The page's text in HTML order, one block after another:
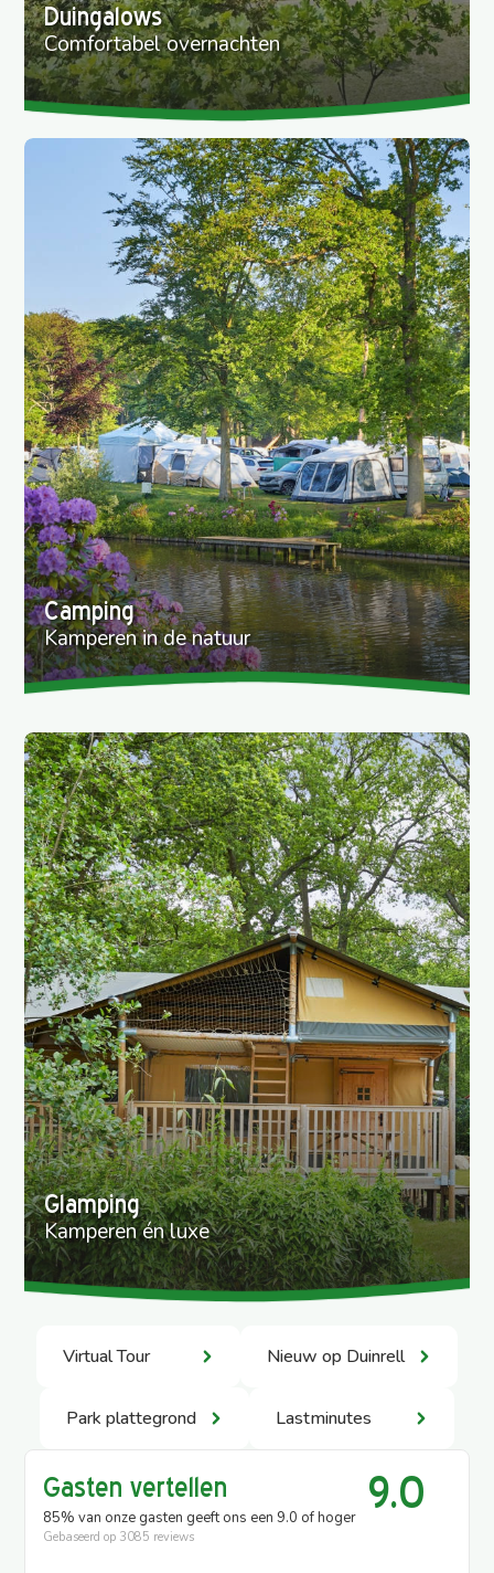
Duingalows
Comfortabel overnachten
Camping
Kamperen in de natuur
Glamping
Kamperen én luxe
Virtual Tour Nieuw op Duinrell
Park plattegrond Lastminutes
Gasten vertellen
85% van onze gasten geeft ons een 9.0 of hoger
Gebaseerd op 3085 reviews
9.0